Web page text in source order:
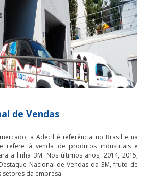
de Vendas
a Adecil é referência no Brasil e na
refere à venda de produtos industriais e
a linha 3M. Nos últimos anos, 2014, 2015,
Nacional de Vendas da 3M, fruto de
da empresa.